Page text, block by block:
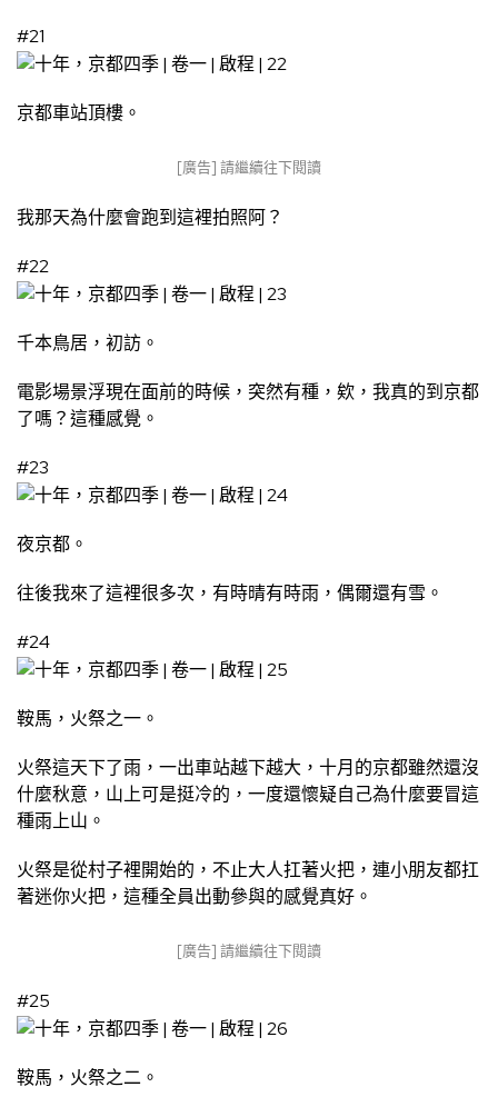
#21
京都車站頂樓。
[廣告] 請繼續往下閱讀
我那天為什麼會跑到這裡拍照阿？
#22
千本鳥居，初訪。
電影場景浮現在面前的時候，突然有種，欸，我真的到京都
了嗎？這種感覺。
#23
夜京都。
往後我來了這裡很多次，有時晴有時雨，偶爾還有雪。
#24
鞍馬，火祭之一。
火祭這天下了雨，一出車站越下越大，十月的京都雖然還沒
什麼秋意，山上可是挺冷的，一度還懷疑自己為什麼要冒這
種雨上山。
火祭是從村子裡開始的，不止大人扛著火把，連小朋友都扛
著迷你火把，這種全員出動參與的感覺真好。
[廣告] 請繼續往下閱讀
#25
鞍馬，火祭之二。